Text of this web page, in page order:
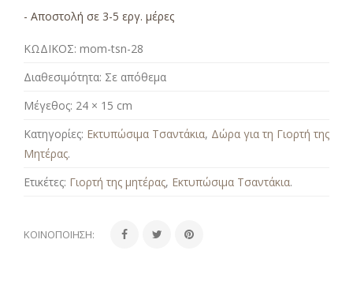
- Αποστολή σε 3-5 εργ. μέρες
ΚΩΔΙΚΟΣ: mom-tsn-28
Διαθεσιμότητα: Σε απόθεμα
Μέγεθος: 24 × 15 cm
Κατηγορίες: Εκτυπώσιμα Τσαντάκια, Δώρα για τη Γιορτή της
Μητέρας.
Ετικέτες: Γιορτή της μητέρας, Εκτυπώσιμα Τσαντάκια.
ΚΟΙΝΟΠΟΊΗΣΗ: